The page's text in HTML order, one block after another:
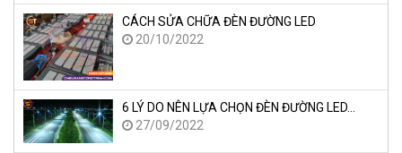
CÁCH SỬA CHỮA ĐÈN ĐƯỜNG LED
20/10/2022
6 LÝ DO NÊN LỰA CHỌN ĐÈN ĐƯỜNG LED…
27/09/2022